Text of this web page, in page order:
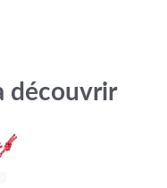
découvrir